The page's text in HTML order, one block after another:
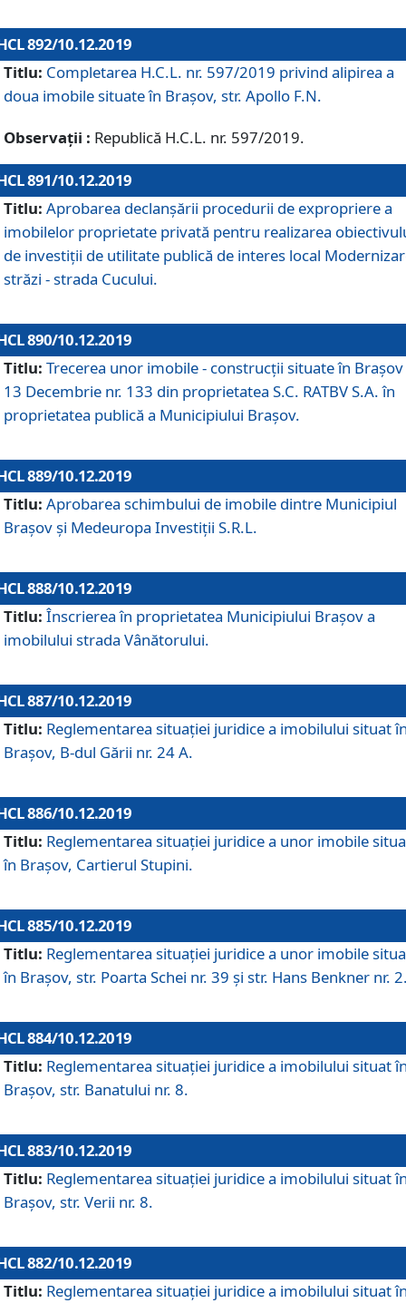
892/10.12.2019
Titlu: Completarea H.C.L. nr. 597/2019 privind alipirea a
doua imobile situate în Brașov, str. Apollo F.N.
Observații : Republică H.C.L. nr. 597/2019.
891/10.12.2019
Titlu: Aprobarea declanșării procedurii de expropriere a
imobilelor proprietate privată pentru realizarea
de investiții de utilitate publică de interes local
străzi - strada Cucului.
890/10.12.2019
Titlu: Trecerea unor imobile - construcții situate în Brașov
13 Decembrie nr. 133 din proprietatea S.C. RATBV S.A. în
proprietatea publică a Municipiului Brașov.
889/10.12.2019
Titlu: Aprobarea schimbului de imobile dintre Municipiul
Brașov și Medeuropa Investiții S.R.L.
888/10.12.2019
Titlu: Înscrierea în proprietatea Municipiului Braşov a
imobilului strada Vânătorului.
887/10.12.2019
Titlu: Reglementarea situației juridice a imobilului situat
Brașov, B-dul Gării nr. 24 A.
886/10.12.2019
Titlu: Reglementarea situaţiei juridice a unor imobile
în Braşov, Cartierul Stupini.
885/10.12.2019
Titlu: Reglementarea situației juridice a unor imobile
în Brașov, str. Poarta Schei nr. 39 și str. Hans Benkner nr.
884/10.12.2019
Titlu: Reglementarea situației juridice a imobilului situat
Brașov, str. Banatului nr. 8.
883/10.12.2019
Titlu: Reglementarea situației juridice a imobilului situat
Brașov, str. Verii nr. 8.
882/10.12.2019
Titlu: Reglementarea situației juridice a imobilului situat